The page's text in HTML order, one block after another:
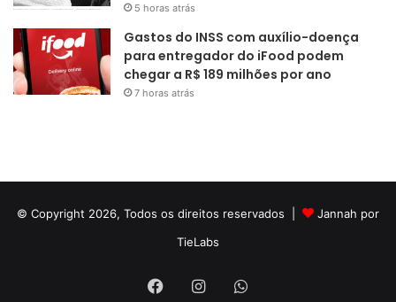
5 horas atrás
Gastos do INSS com auxílio-doença
para entregador do iFood podem
chegar a R$ 189 milhões por ano
7 horas atrás
© Copyright 2026, Todos os direitos reservados |
Jannah por
TieLabs
FacebookInstagramWhatsApp